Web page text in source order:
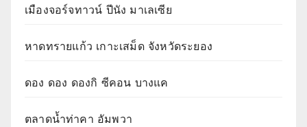
เมืองจอร์จทาวน์ ปีนัง มาเลเซีย
หาดทรายแก้ว เกาะเสม็ด จังหวัดระยอง
ดอง ดอง ดองกิ ซีคอน บางแค
ตลาดน้ำท่าคา อัมพวา